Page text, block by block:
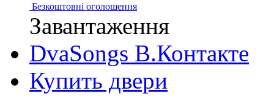
Безкоштовні оголошення
Завантаження
DvaSongs В.Контакте
Купить двери